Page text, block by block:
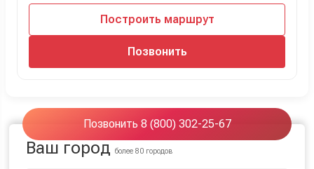
Построить маршрут
Позвонить
Позвонить 8 (800) 302-25-67
Ваш городболее 80 городов